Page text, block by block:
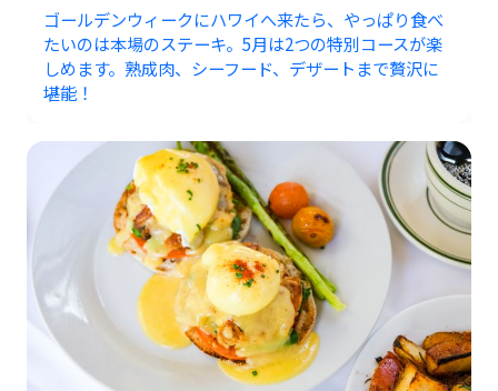
ゴールデンウィークにハワイへ来たら、やっぱり食べ
たいのは本場のステーキ。5月は2つの特別コースが楽
しめます。熟成肉、シーフード、デザートまで贅沢に
堪能！